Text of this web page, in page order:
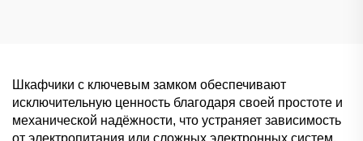
Шкафчики с ключевым замком обеспечивают
исключительную ценность благодаря своей простоте и
механической надёжности, что устраняет зависимость
от электропитания или сложных электронных систем.